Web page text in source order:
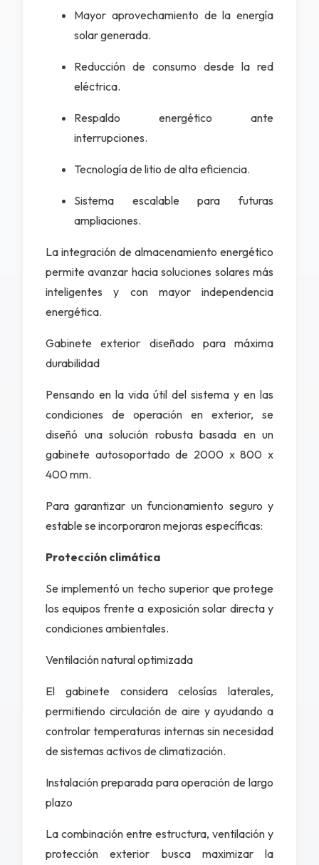
Mayor aprovechamiento de la energía
solar generada.
Reducción de consumo desde la red
eléctrica.
Respaldo energético ante
interrupciones.
Tecnología de litio de alta eficiencia.
Sistema escalable para futuras
ampliaciones.
La integración de almacenamiento energético
permite avanzar hacia soluciones solares más
inteligentes y con mayor independencia
energética.
Gabinete exterior diseñado para máxima
durabilidad
Pensando en la vida útil del sistema y en las
condiciones de operación en exterior, se
diseñó una solución robusta basada en un
gabinete autosoportado de 2000 x 800 x
400 mm.
Para garantizar un funcionamiento seguro y
estable se incorporaron mejoras específicas:
Protección climática
Se implementó un techo superior que protege
los equipos frente a exposición solar directa y
condiciones ambientales.
Ventilación natural optimizada
El gabinete considera celosías laterales,
permitiendo circulación de aire y ayudando a
controlar temperaturas internas sin necesidad
de sistemas activos de climatización.
Instalación preparada para operación de largo
plazo
La combinación entre estructura, ventilación y
protección exterior busca maximizar la